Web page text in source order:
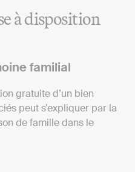
à disposition
familial
gratuite d’un bien
peut s’expliquer par la
de famille dans le